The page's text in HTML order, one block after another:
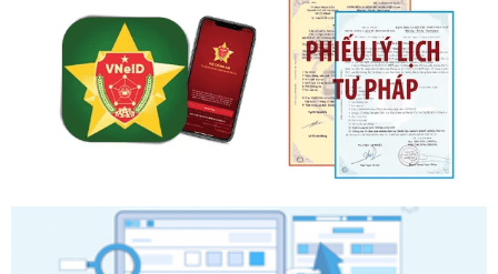
phạt vi phạm hành chính về thuế, hóa đơn được sửa đổi, bổ
sung bởi Nghị định số 102/2021/NĐ-CP
Ngày ban hành: 20/07/2026
Số kí hiệu:2303/QĐ-UBND
Tên: Quyết định công bố Danh mục thủ tục hành chính mới
ban hành, được sửa đổi, bổ sung, bị bãi bỏ và phê duyệt
Quy trình nội bộ, quy trình điện tử giải quyết thủ tục hành
chính trong một số lĩnh vực thuộc phạm vi chức năng quản
lý của Sở Văn hóa, Thể tha
Ngày ban hành: 01/06/2026
Số kí hiệu:2304/QĐ-UBND